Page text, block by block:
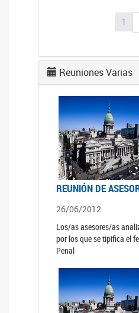
1
Reuniones Varias
REUNIÓN DE
26/06/2012
Los/as asesores/as
por los que se tipifica el
Penal